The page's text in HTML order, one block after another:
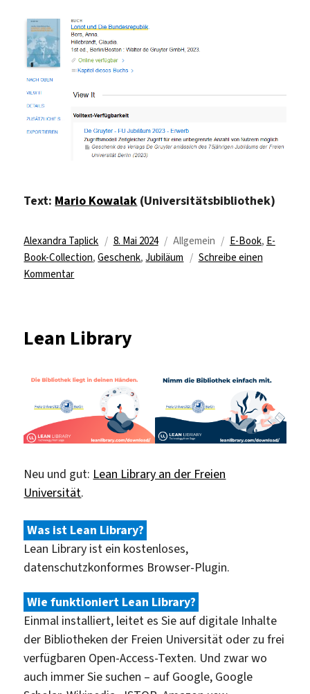
Text: Mario Kowalak (Universitätsbibliothek)
Autor
Alexandra Taplick
Veröffentlicht
am
8. Mai 2024 Kategorien
Allgemein Schlagwörter
E-Book, E-
Book-Collection,Geschenk,Jubiläum
Schreibe einen
Kommentarzu
zum
Jubiläum
der
FU
Berlin
Lean Library
Neu und gut: Lean Library an der Freien
Universität.
Was ist Lean Library?
Lean Library ist ein kostenloses,
datenschutzkonformes Browser-Plugin.
Wie funktioniert Lean Library?
Einmal installiert, leitet es Sie auf digitale Inhalte
der Bibliotheken der Freien Universität oder zu frei
verfügbaren Open-Access-Texten. Und zwar wo
auch immer Sie suchen – auf Google, Google